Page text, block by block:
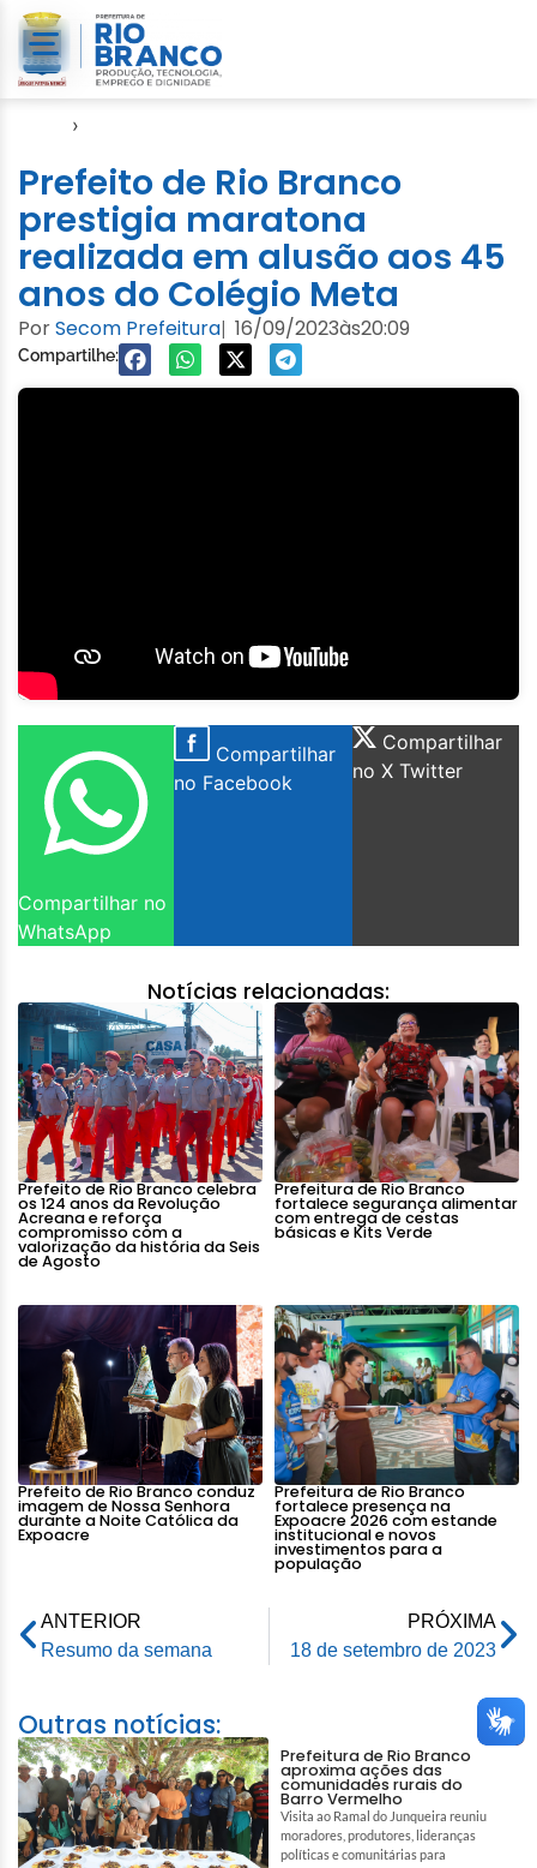
›
Prefeito de Rio Branco
prestigia maratona
realizada em alusão aos 45
anos do Colégio Meta
PorSecom Prefeitura| 16/09/2023às20:09
Compartilhe:
Compartilhar no
WhatsApp
Compartilhar
no Facebook
Compartilhar
no X Twitter
Notícias relacionadas:
Prefeito de Rio Branco celebra
os 124 anos da Revolução
Acreana e reforça
compromisso com a
valorização da história da Seis
de Agosto
Prefeitura de Rio Branco
fortalece segurança alimentar
com entrega de cestas
básicas e Kits Verde
Prefeito de Rio Branco conduz
imagem de Nossa Senhora
durante a Noite Católica da
Expoacre
Prefeitura de Rio Branco
fortalece presença na
Expoacre 2026 com estande
institucional e novos
investimentos para a
população
ANTERIOR
Resumo da semana
PRÓXIMA
18 de setembro de 2023
Outras notícias:
Prefeitura de Rio Branco
aproxima ações das
comunidades rurais do
Barro Vermelho
Visita ao Ramal do Junqueira reuniu
moradores, produtores, lideranças
políticas e comunitárias para